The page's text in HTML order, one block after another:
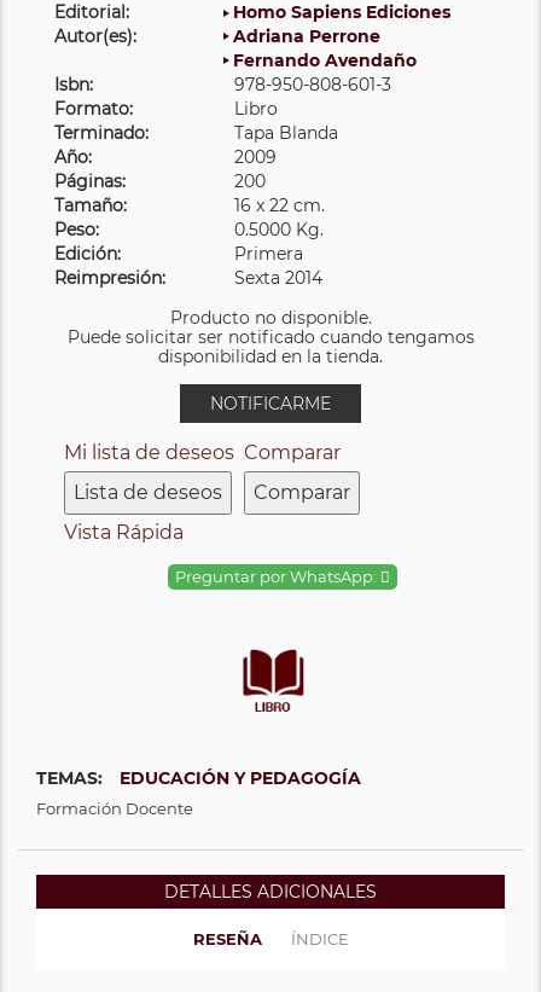
Editorial:
Homo Sapiens Ediciones
Autor(es):
Adriana Perrone
Fernando Avendaño
Isbn:
978-950-808-601-3
Formato:
Libro
Terminado:
Tapa Blanda
Año:
2009
Páginas:
200
Tamaño:
16 x 22 cm.
Peso:
0.5000 Kg.
Edición:
Primera
Reimpresión:
Sexta 2014
Producto no disponible.
Puede solicitar ser notificado cuando tengamos
disponibilidad en la tienda.
NOTIFICARME
Mi lista de deseos
Lista de deseos
Comparar
Comparar
Vista Rápida
Preguntar por WhatsApp:
TEMAS: EDUCACIÓN Y PEDAGOGÍA
Formación Docente
DETALLES ADICIONALES
RESEÑA ÍNDICE